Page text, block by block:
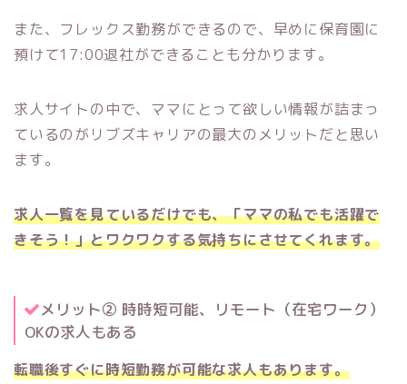
また、フレックス勤務ができるので、早めに保育園に
預けて17:00退社ができることも分かります。
求人サイトの中で、ママにとって欲しい情報が詰まっ
ているのがリブズキャリアの最大のメリットだと思い
ます。
求人一覧を見ているだけでも、「ママの私でも活躍で
きそう！」とワクワクする気持ちにさせてくれます。
メリット② 時時短可能、リモート（在宅ワーク）
OKの求人もある
転職後すぐに時短勤務が可能な求人もあります。